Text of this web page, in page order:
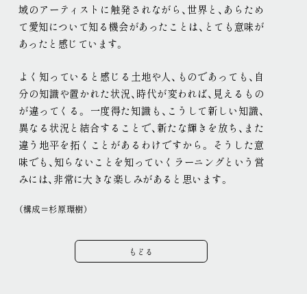
域のアーティストに触発されながら、世界と、あらため
て愛知について知る機会があったことは、とても意味が
あったと感じています。
よく知っていると感じる土地や人、ものであっても、自
分の知識や置かれた状況、時代が変われば、見えるもの
が違ってくる。 一度得た知識も、こうして新しい知識、
異なる状況と結合することで、新たな輝きを放ち、また
違う地平を拓くことがあるわけですから。
そうした意
味でも、知らないことを知っていくラーニングという営
みには、非常に大きな楽しみがあると思います。
（構成＝杉原環樹）
もどる